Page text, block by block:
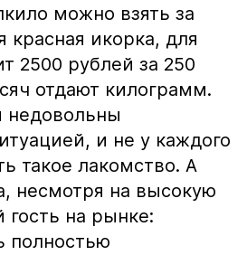
можно взять за
красная икорка, для
2500 рублей за 250
отдают килограмм.
и не у каждого
такое лакомство. А
несмотря на высокую
гость на рынке:
полностью